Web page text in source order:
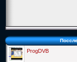
ProgDVB